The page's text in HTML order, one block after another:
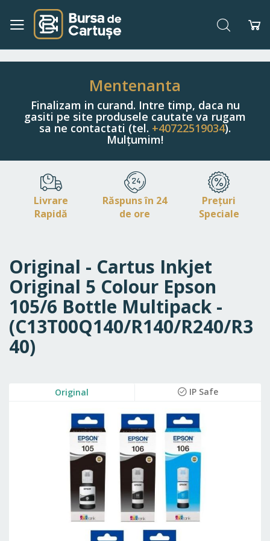
Navigați
Conținut
Căutare
Mentenanta
Finalizam in curand. Intre timp, daca nu
gasiti pe site produsele cautate va rugam
sa ne contactati (tel. +40722519034).
Mulțumim!
Livrare
Rapidă
Răspuns în 24
de ore
Prețuri
Speciale
Original - Cartus Inkjet
Original 5 Colour Epson
105/6 Bottle Multipack -
(C13T00Q140/R140/R240/R3
40)
Original IP Safe